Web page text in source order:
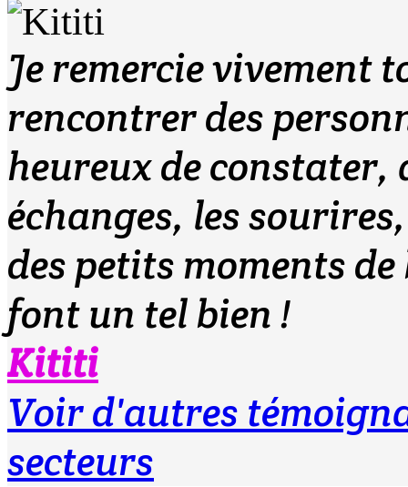
Je remercie vivement
rencontrer des
heureux de constater,
échanges, les
des petits moments
font un tel bien !
Kititi
Voir d'autres
secteurs